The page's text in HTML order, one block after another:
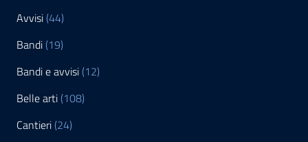
Avvisi (44)
Bandi (19)
Bandi e avvisi (12)
Belle arti (108)
Cantieri (24)